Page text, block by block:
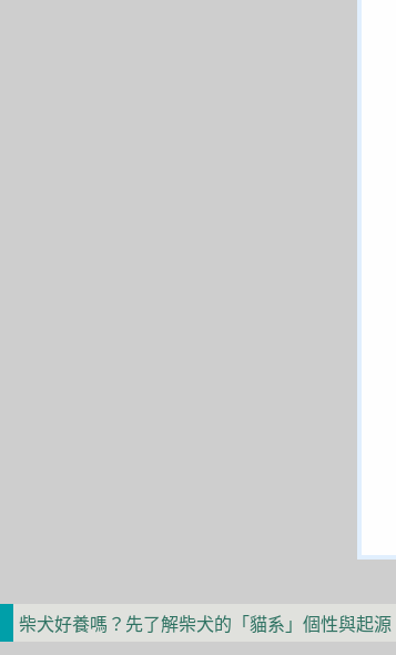
柴犬好養嗎？先了解柴犬的「貓系」個性與起源